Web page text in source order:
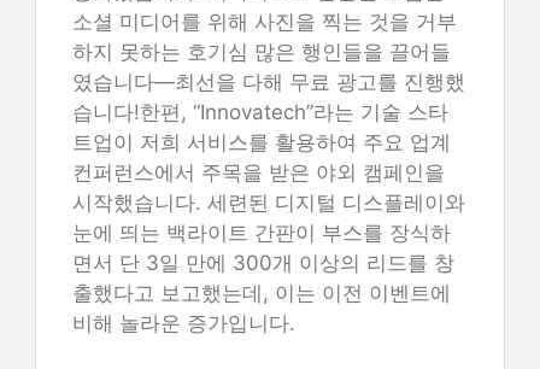
소셜 미디어를 위해 사진을 찍는 것을 거부
하지 못하는 호기심 많은 행인들을 끌어들
였습니다—최선을 다해 무료 광고를 진행했
습니다!한편, “Innovatech”라는 기술 스타
트업이 저희 서비스를 활용하여 주요 업계
컨퍼런스에서 주목을 받은 야외 캠페인을
시작했습니다. 세련된 디지털 디스플레이와
눈에 띄는 백라이트 간판이 부스를 장식하
면서 단 3일 만에 300개 이상의 리드를 창
출했다고 보고했는데, 이는 이전 이벤트에
비해 놀라운 증가입니다.